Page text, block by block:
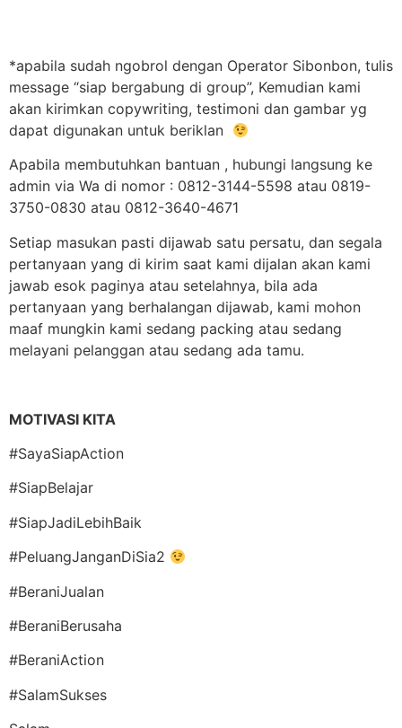
*apabila sudah ngobrol dengan Operator Sibonbon, tulis
message “siap bergabung di group”, Kemudian kami
akan kirimkan copywriting, testimoni dan gambar yg
dapat digunakan untuk beriklan
Apabila membutuhkan bantuan , hubungi langsung ke
admin via Wa di nomor : 0812-3144-5598 atau 0819-
3750-0830 atau 0812-3640-4671
Setiap masukan pasti dijawab satu persatu, dan segala
pertanyaan yang di kirim saat kami dijalan akan kami
jawab esok paginya atau setelahnya, bila ada
pertanyaan yang berhalangan dijawab, kami mohon
maaf mungkin kami sedang packing atau sedang
melayani pelanggan atau sedang ada tamu.
MOTIVASI KITA
#SayaSiapAction
#SiapBelajar
#SiapJadiLebihBaik
#PeluangJanganDiSia2
#BeraniJualan
#BeraniBerusaha
#BeraniAction
#SalamSukses